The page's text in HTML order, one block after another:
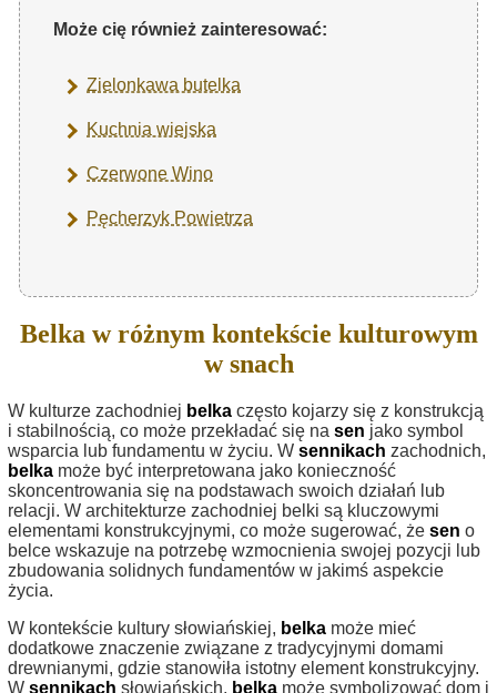
Może cię również zainteresować:
Zielonkawa butelka
Kuchnia wiejska
Czerwone Wino
Pęcherzyk Powietrza
Belka w różnym kontekście kulturowym
w snach
W kulturze zachodniej belka często kojarzy się z konstrukcją
i stabilnością, co może przekładać się na sen jako symbol
wsparcia lub fundamentu w życiu. W sennikach zachodnich,
belka może być interpretowana jako konieczność
skoncentrowania się na podstawach swoich działań lub
relacji. W architekturze zachodniej belki są kluczowymi
elementami konstrukcyjnymi, co może sugerować, że sen o
belce wskazuje na potrzebę wzmocnienia swojej pozycji lub
zbudowania solidnych fundamentów w jakimś aspekcie
życia.
W kontekście kultury słowiańskiej, belka może mieć
dodatkowe znaczenie związane z tradycyjnymi domami
drewnianymi, gdzie stanowiła istotny element konstrukcyjny.
W sennikach słowiańskich, belka może symbolizować dom i